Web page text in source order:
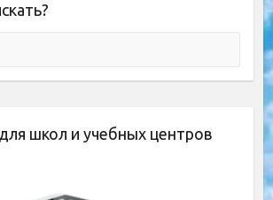
школ и учебных центров